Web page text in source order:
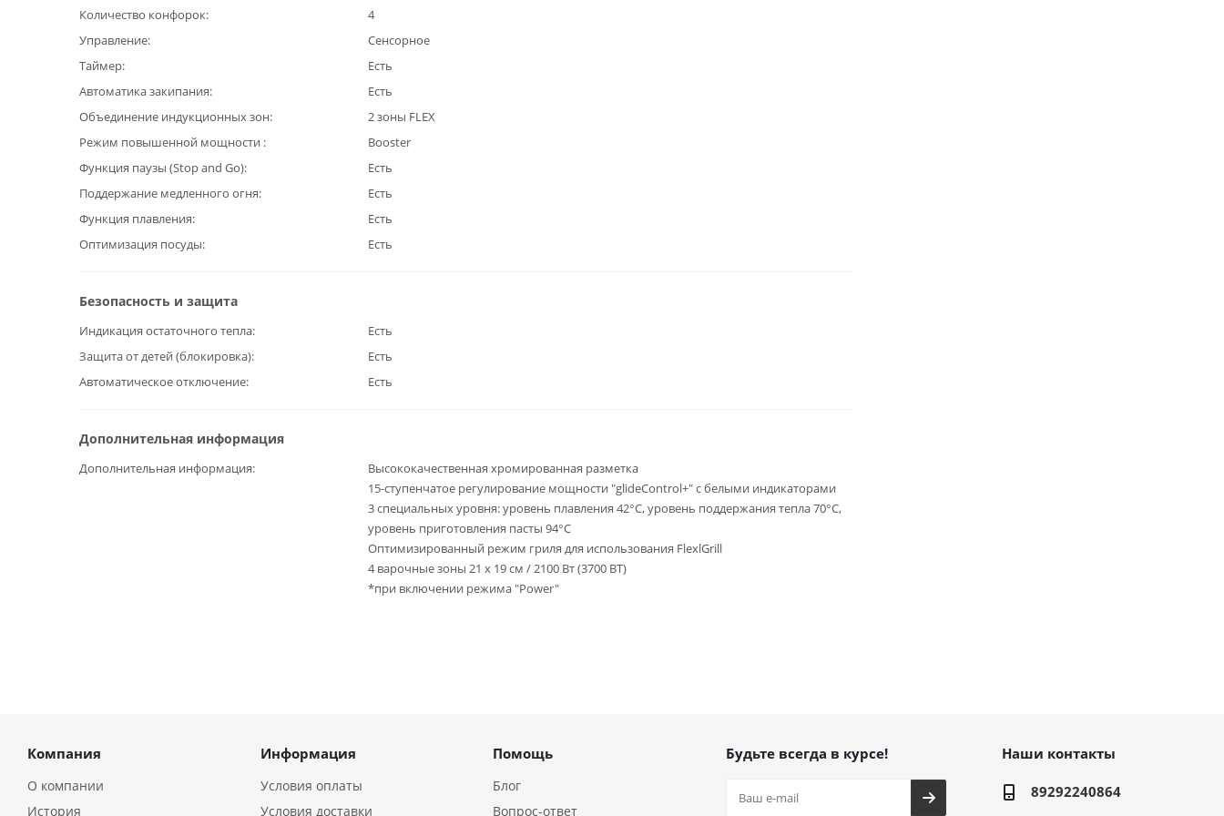
Количество конфорок
4
Управление
Сенсорное
Таймер
Есть
Автоматика закипания
Есть
Объединение индукционных зон
2 зоны FLEX
Режим повышенной мощности
Booster
Функция паузы (Stop and Go)
Есть
Поддержание медленного огня
Есть
Функция плавления
Есть
Оптимизация посуды
Есть
Безопасность и защита
Индикация остаточного тепла
Есть
Защита от детей (блокировка)
Есть
Автоматическое отключение
Есть
Дополнительная информация
Дополнительная информация
Высококачественная хромированная разметка
15-ступенчатое регулирование мощности "glideControl+" с белыми индикаторами
3 специальных уровня: уровень плавления 42°С, уровень поддержания тепла 70°С,
уровень приготовления пасты 94°С
Оптимизированный режим гриля для использования FlexlGrill
4 варочные зоны 21 х 19 см / 2100 Вт (3700 ВТ)
*при включении режима "Power"
Компания
О компании
История
Информация
Условия оплаты
Условия доставки
Помощь
Блог
Вопрос-ответ
Будьте всегда в курсе! Наши контакты
89292240864